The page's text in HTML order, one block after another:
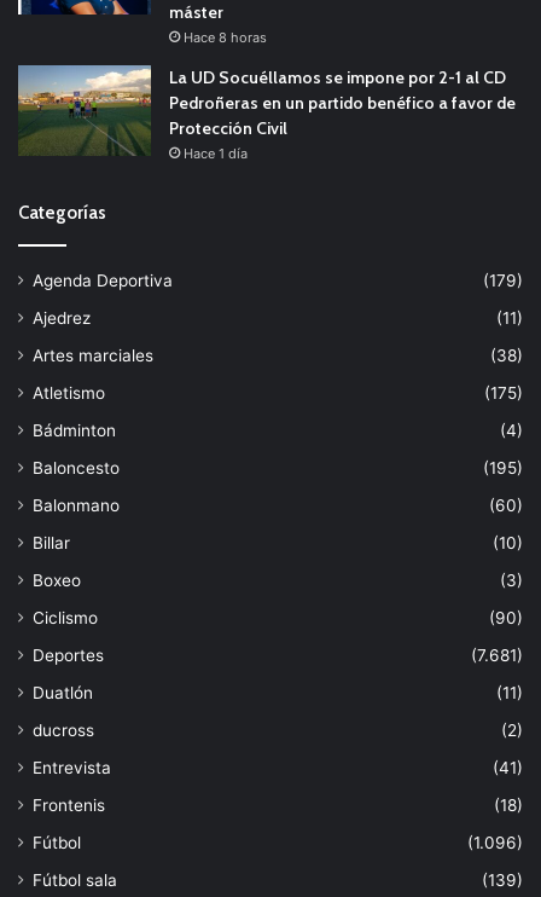
máster
Hace 8 horas
La UD Socuéllamos se impone por 2-1 al CD
Pedroñeras en un partido benéfico a favor de
Protección Civil
Hace 1 día
Categorías
Agenda Deportiva
(179)
Ajedrez
(11)
Artes marciales
(38)
Atletismo
(175)
Bádminton
(4)
Baloncesto
(195)
Balonmano
(60)
Billar
(10)
Boxeo
(3)
Ciclismo
(90)
Deportes
(7.681)
Duatlón
(11)
ducross
(2)
Entrevista
(41)
Frontenis
(18)
Fútbol
(1.096)
Fútbol sala
(139)